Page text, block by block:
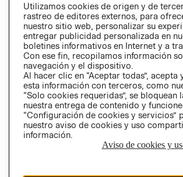
Utilizamos cookies de origen y de
rastreo de editores externos, para
nuestro sitio web, personalizar su
entregar publicidad personalizada en
boletines informativos en Internet y a
Con ese fin, recopilamos información
navegación y el dispositivo.
Al hacer clic en “Aceptar todas”,
esta información con terceros, como
“Solo cookies requeridas”, se
nuestra entrega de contenido y
“Configuración de cookies y servicios”
nuestro aviso de cookies y uso
información.
Aviso de cookies y